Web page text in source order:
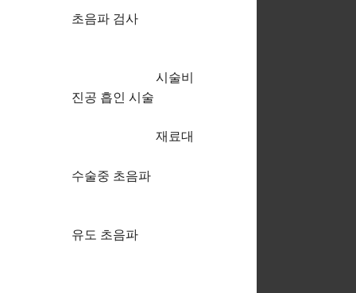
초음파 검사
진공 흡인 시술
시술비
재료대
수술중 초음파
유도 초음파